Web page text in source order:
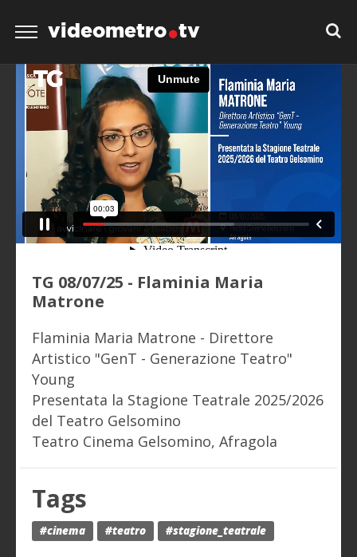
videometro tv
TG 08/07/25 - Flaminia Maria
Matrone
Flaminia Maria Matrone - Direttore
Artistico "GenT - Generazione Teatro"
Young
Presentata la Stagione Teatrale 2025/2026
del Teatro Gelsomino
Teatro Cinema Gelsomino, Afragola
Tags
#cinema #teatro #stagione_teatrale